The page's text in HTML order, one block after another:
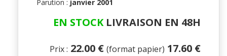
Parution : janvier 2001
EN STOCKLIVRAISON EN 48H
Prix : 22.00 € (format papier) 17.60 €